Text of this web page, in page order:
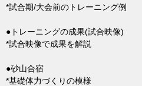
*試合期/大会前のトレーニング例
●トレーニングの成果(試合映像)
*試合映像で成果を解説
●砂山合宿
*基礎体力づくりの模様